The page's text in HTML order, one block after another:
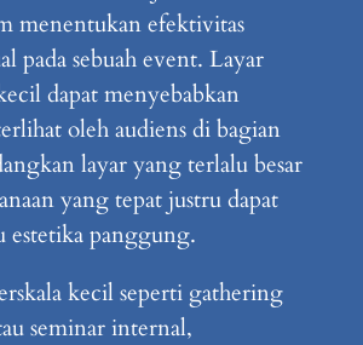
menentukan efektivitas
pada sebuah event. Layar
dapat menyebabkan
oleh audiens di bagian
layar yang terlalu besar
yang tepat justru dapat
estetika panggung.
kecil seperti gathering
seminar internal,